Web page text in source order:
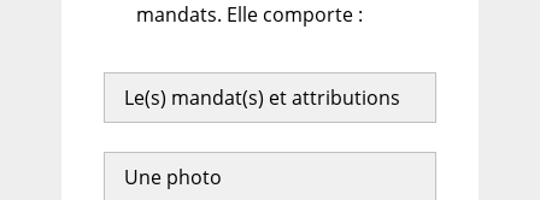
mandats. Elle comporte :
Le(s) mandat(s) et attributions
Une photo